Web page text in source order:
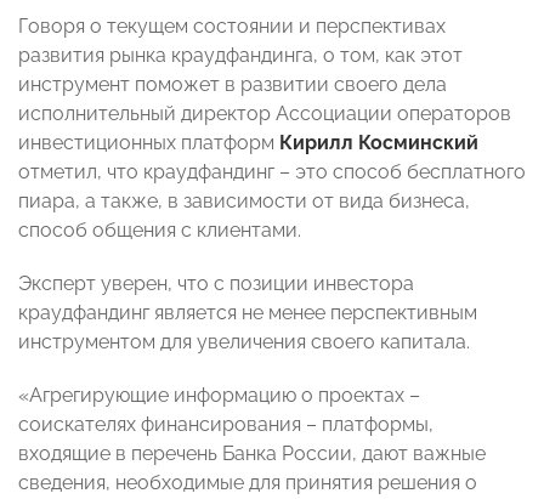
Говоря о текущем состоянии и перспективах
развития рынка краудфандинга, о том, как этот
инструмент поможет в развитии своего дела
исполнительный директор Ассоциации операторов
инвестиционных платформ Кирилл Косминский
отметил, что краудфандинг – это способ бесплатного
пиара, а также, в зависимости от вида бизнеса,
способ общения с клиентами.
Эксперт уверен, что с позиции инвестора
краудфандинг является не менее перспективным
инструментом для увеличения своего капитала.
«Агрегирующие информацию о проектах –
соискателях финансирования – платформы,
входящие в перечень Банка России, дают важные
сведения, необходимые для принятия решения о